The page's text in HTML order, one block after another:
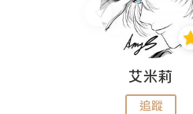
艾米莉
追蹤